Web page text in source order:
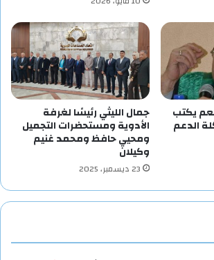
يكتب
الدعم
جمال الليثي رئيسًا لغرفة
الأدوية ومستحضرات التجميل
ومحيي حافظ ومحمد غنيم
وكيلان
23 ديسمبر، 2025